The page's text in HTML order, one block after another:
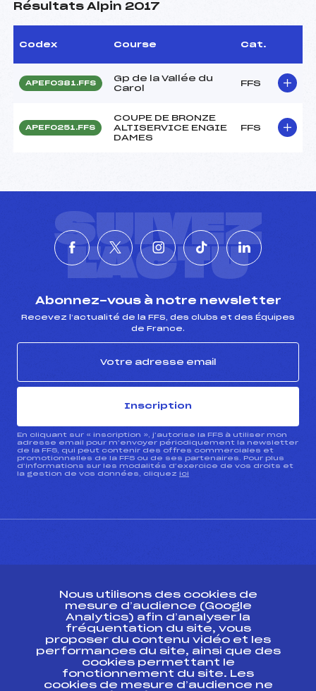
Résultats Alpin 2017
Codex Course Cat.
APEF0381.FFS
Gp de la Vallée du
Carol
FFS
APEF0251.FFS
COUPE DE BRONZE
ALTISERVICE ENGIE
DAMES
FFS
SUIVEZ
L'ACTU
Abonnez-vous à notre newsletter
Recevez l’actualité de la FFS, des clubs et des Équipes
de France.
Inscription
En cliquant sur « inscription », j’autorise la FFS à utiliser mon
adresse email pour m’envoyer périodiquement la newsletter
de la FFS, qui peut contenir des offres commerciales et
promotionnelles de la FFS ou de ses partenaires. Pour plus
d’informations sur les modalités d’exercice de vos droits et
la gestion de vos données, cliquez ici
ESPACE PRESSE
Ressources
Pass’Neige
Projet sportif fédéral
Projet de performance fédéral
Nous utilisons des cookies de
mesure d’audience (Google
Analytics) afin d’analyser la
fréquentation du site, vous
proposer du contenu vidéo et les
performances du site, ainsi que des
cookies permettant le
fonctionnement du site. Les
cookies de mesure d’audience ne